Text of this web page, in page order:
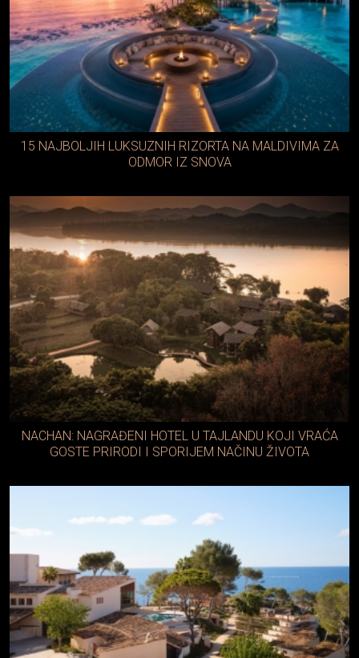
15 NAJBOLJIH LUKSUZNIH RIZORTA NA MALDIVIMA ZA
ODMOR IZ SNOVA
NACHAN: NAGRAĐENI HOTEL U TAJLANDU KOJI VRAĆA
GOSTE PRIRODI I SPORIJEM NAČINU ŽIVOTA